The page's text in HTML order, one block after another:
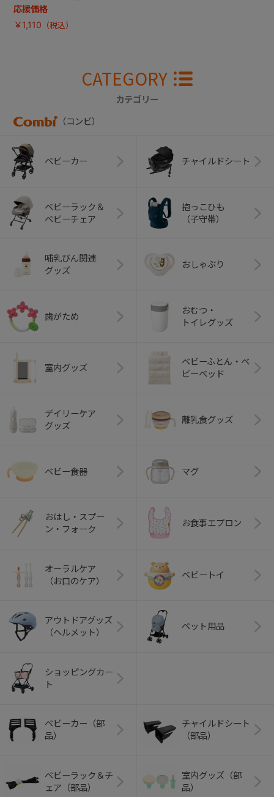
応援価格
￥1,110
CATEGORY
カテゴリー
（コンビ）
ベビーカー チャイルドシート
ベビーラック＆
ベビーチェア
抱っこひも
（子守帯）
哺乳びん関連
グッズ
おしゃぶり
歯がため
おむつ・
トイレグッズ
室内グッズ
ベビーふとん・ベ
ビーベッド
デイリーケア
グッズ
離乳食グッズ
ベビー食器 マグ
おはし・スプー
ン・フォーク
お食事エプロン
オーラルケア
（お口のケア）
ベビートイ
アウトドアグッズ
（ヘルメット）
ペット用品
ショッピングカー
ト
ベビーカー（部
品）
チャイルドシート
（部品）
ベビーラック＆チ
ェア（部品）
室内グッズ（部
品）